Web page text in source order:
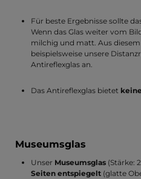
Für beste Ergebnisse sollte
Wenn das Glas weiter vom
milchig und matt. Aus
beispielsweise unsere
Antireflexglas an.
Das Antireflexglas bietet
Museumsglas
Unser Museumsglas (Stärke:
Seiten entspiegelt(glatte